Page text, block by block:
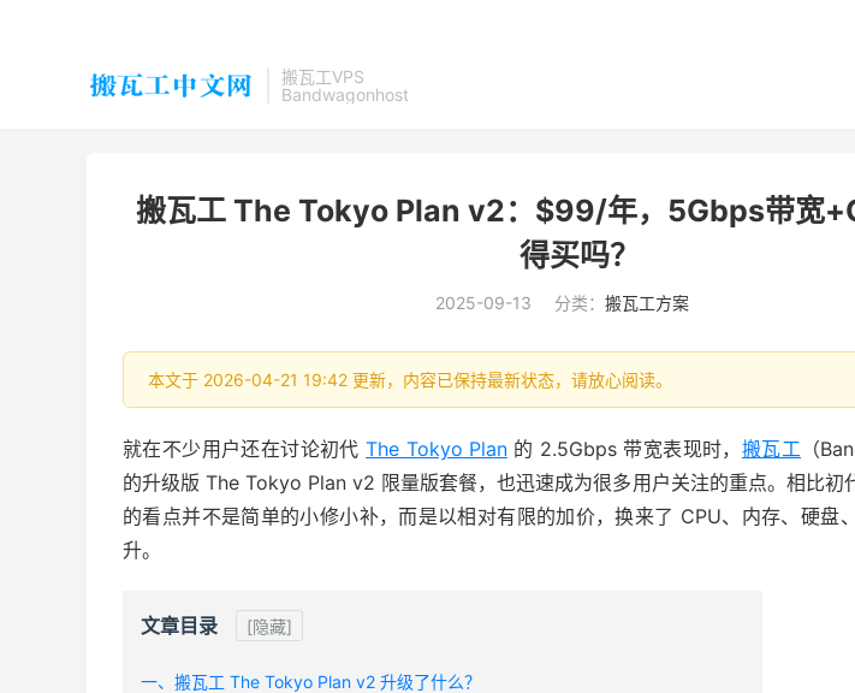
搬瓦工VPS
Bandwagonhost
搬瓦工 The Tokyo Plan v2：$99/年，5Gbps带宽
得买吗？
2025-09-13 分类： 搬瓦工方案
本文于 2026-04-21 19:42 更新，内容已保持最新状态，请放心阅读。
就在不少用户还在讨论初代The Tokyo Plan的 2.5Gbps 带宽表现时， 搬瓦工 （
的升级版 The Tokyo Plan v2 限量版套餐，也迅速成为很多用户关注的重点。相比初
的看点并不是简单的小修小补，而是以相对有限的加价，换来了 CPU、内存、硬盘
升。
文章目录 [隐藏]
一、搬瓦工 The Tokyo Plan v2 升级了什么？